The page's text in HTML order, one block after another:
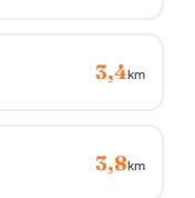
3,4km
3,8km